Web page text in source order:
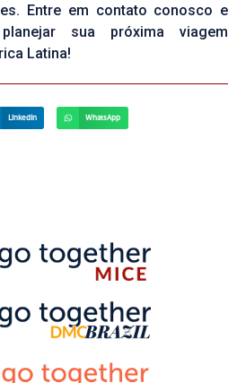
Entre em contato conosco e
sua próxima viagem
Latina!
LinkedIn WhatsApp